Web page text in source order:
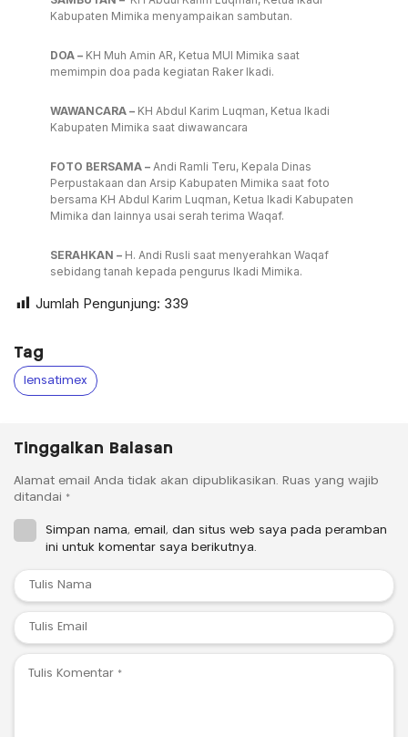
Kabupaten Mimika menyampaikan sambutan.
DOA – KH Muh Amin AR, Ketua MUI Mimika saat
memimpin doa pada kegiatan Raker Ikadi.
WAWANCARA – KH Abdul Karim Luqman, Ketua Ikadi
Kabupaten Mimika saat diwawancara
FOTO BERSAMA – Andi Ramli Teru, Kepala Dinas
Perpustakaan dan Arsip Kabupaten Mimika saat foto
bersama KH Abdul Karim Luqman, Ketua Ikadi Kabupaten
Mimika dan lainnya usai serah terima Waqaf.
SERAHKAN – H. Andi Rusli saat menyerahkan Waqaf
sebidang tanah kepada pengurus Ikadi Mimika.
Jumlah Pengunjung: 339
Tag
lensatimex
Tinggalkan Balasan
Alamat email Anda tidak akan dipublikasikan. Ruas yang wajib
ditandai *
Simpan nama, email, dan situs web saya pada peramban
ini untuk komentar saya berikutnya.